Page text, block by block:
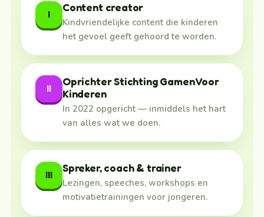
I
Content creator
Kindvriendelijke content die kinderen
het gevoel geeft gehoord te worden.
II
Oprichter Stichting Gamen Voor
Kinderen
In 2022 opgericht — inmiddels het hart
van alles wat we doen.
III
Spreker, coach & trainer
Lezingen, speeches, workshops en
motivatietrainingen voor jongeren.